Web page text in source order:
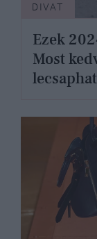
DIVAT
Ezek
Most